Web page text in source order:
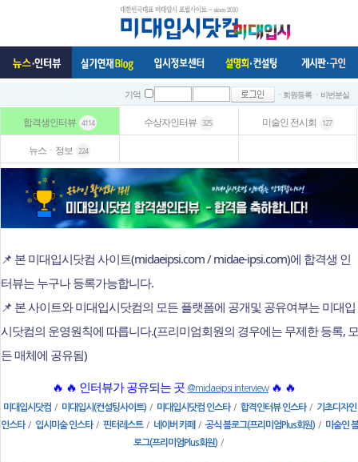
기억 ㆍ회원등록 ㆍ비번분실
합격생인터뷰 4114 수상자인터뷰 325 미술인 전시회 127
뉴스ㆍ정보 224
📌 본 미대입시닷컴 사이트(midaeipsi.com / midae-ipsi.com)에 합격생 인
터뷰는 누구나 등록가능합니다.
📌 본 사이트와 미대입시닷컴의 모든 플랫폼에 공개및 공유여부는 미대입
시닷컴의 운영원칙에 따릅니다.(프리미엄회원의 경우에는 무제한 등록, 모
든 매체에 공유됨)
🔥 🔥 인터뷰가 공유되는 곳 @midaeipsi.interview🔥 🔥
미대입시닷컴 / 미대입시(컨설팅사이트) / 미대입시닷컴 인스타/ 합격인터뷰 인스타/ 기초디자인
인스타/ 입시미술 인스타/ 핀터레스트/ 네이버 카페 / 공식 블로그(프리미엄Plus회원) / 미술인 블
로그(프리미엄Plus회원) /